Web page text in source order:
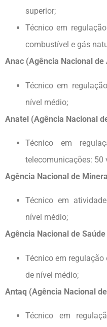
superior;
Técnico em
combustível e gás
Anac (Agência Nacional de
Técnico em
nível médio;
Anatel (Agência Nacional
Técnico em
telecomunicações: 50
Agência Nacional de
Técnico em
nível médio;
Agência Nacional de
Técnico em
de nível médio;
Antaq (Agência Nacional
Técnico em